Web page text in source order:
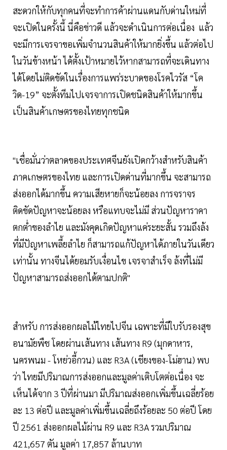
สะดวกให้กับทุกคนที่จะทำการค้าผ่านแดนกับด่านใหม่ที่
จะเปิดในครั้งนี้ นี่คือข่าวดี แล้วจะดำเนินการต่อเนื่อง แล้ว
จะมีการเจรจาขอเพิ่มจำนวนสินค้าให้มากยิ่งขึ้น แล้วต่อไป
ในวันข้างหน้า ได้ตั้งเป้าหมายไว้หากสามารถที่จะเดินทาง
ได้โดยไม่ติดขัดในเรื่องการแพร่ระบาดของโรคไวรัส “โค
วิด-19” จะตั้งทีมไปเจรจาการเปิดชนิดสินค้าให้มากขึ้น
เป็นสินค้าเกษตรของไทยทุกชนิด
"เชื่อมั่นว่าตลาดของประเทศจีนยังเปิดกว้างสำหรับสินค้า
ภาคเกษตรของไทย และการเปิดด่านที่มากขึ้น จะสามารถ
ส่งออกได้มากขึ้น ความเสียหายก็จะน้อยลง การจราจร
ติดขัดปัญหาจะน้อยลง หรือแทบจะไม่มี ส่วนปัญหาราคา
ตกต่ำของลำไย และมังคุดเกิดปัญหาแค่ระยะสั้น รวมถึงล้ง
ที่มีปัญหาเพลี้ยลำไย ก็สามารถแก้ปัญหาได้ภายในวันเดียว
เท่านั้น ทางจีนได้ยอมรับเงื่อนไข เจรจาสำเร็จ ล้งที่ไม่มี
ปัญหาสามารถส่งออกได้ตามปกติ"
สำหรับ การส่งออกผลไม้ไทยไปจีน เฉพาะที่มีใบรับรองสุข
อนามัยพืช โดยผ่านเส้นทาง เส้นทาง R9 (มุกดาหาร,
นครพนม - โหย่วอี้กวน) และ R3A (เชียงของ-โม่ฮาน) พบ
ว่า ไทยมีปริมาณการส่งออกและมูลค่าเติบโตต่อเนื่อง จะ
เห็นได้จาก 3 ปีที่ผ่านมา มีปริมาณส่งออกเพิ่มขึ้นเฉลี่ยร้อย
ละ 13 ต่อปี และมูลค่าเพิ่มขึ้นเฉลี่ยถึงร้อยละ 50 ต่อปี โดย
ปี 2561 ส่งออกผลไม้ผ่าน R9 และ R3A รวมปริมาณ
421,657 ตัน มูลค่า 17,857 ล้านบาท